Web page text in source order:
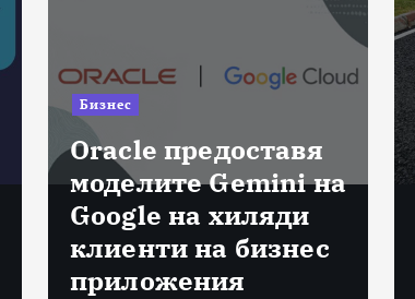
Бизнес
Oracle предоставя
моделите Gemini на
Google на хиляди
клиенти на бизнес
приложения